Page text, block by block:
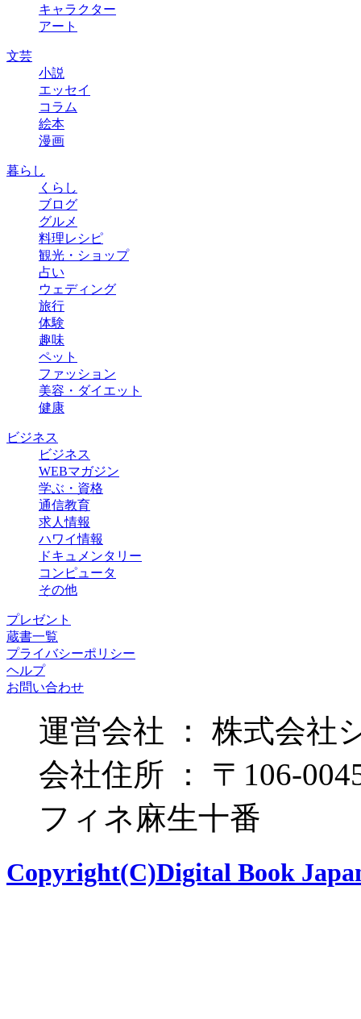
キャラクター
アート
文芸
小説
エッセイ
コラム
絵本
漫画
暮らし
くらし
ブログ
グルメ
料理レシピ
観光・ショップ
占い
ウェディング
旅行
体験
趣味
ペット
ファッション
美容・ダイエット
健康
ビジネス
ビジネス
WEBマガジン
学ぶ・資格
通信教育
求人情報
ハワイ情報
ドキュメンタリー
コンピュータ
その他
プレゼント
蔵書一覧
プライバシーポリシー
ヘルプ
お問い合わせ
運営会社 ： 株式会社
会社住所 ： 〒106-
フィネ麻生十番
Copyright(C)Digital Book